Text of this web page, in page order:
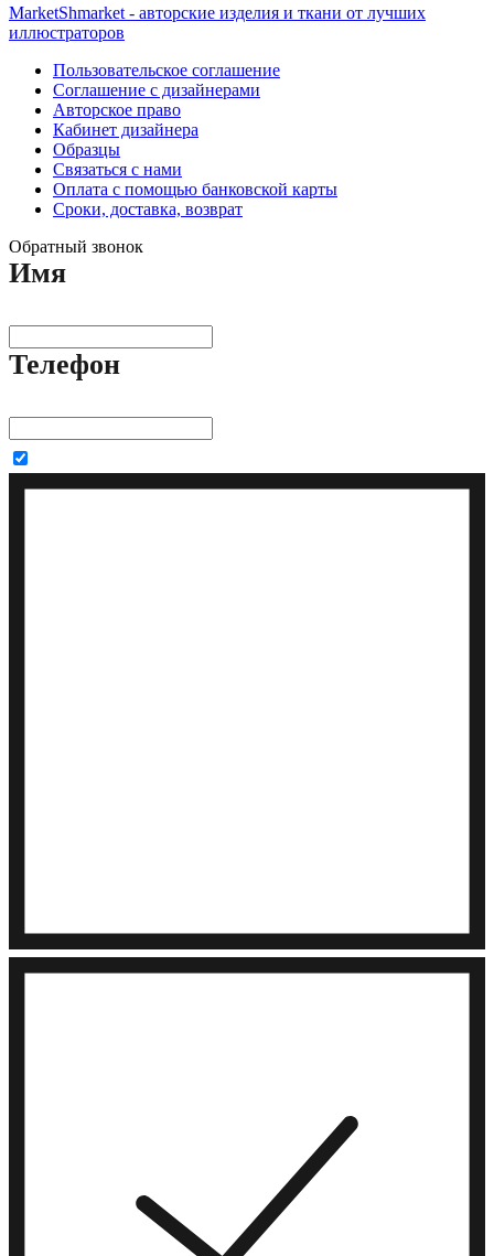
MarketShmarket - авторские изделия и ткани от лучших
иллюстраторов
Пользовательское соглашение
Соглашение с дизайнерами
Авторское право
Кабинет дизайнера
Образцы
Связаться с нами
Оплата с помощью банковской карты
Сроки, доставка, возврат
Обратный звонок
Имя
Телефон